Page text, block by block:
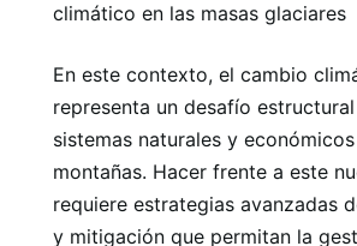
climático en las masas glaciares
En este contexto, el cambio
representa un desafío
sistemas naturales y
montañas. Hacer frente a este
requiere estrategias avanzadas
y mitigación que permitan la